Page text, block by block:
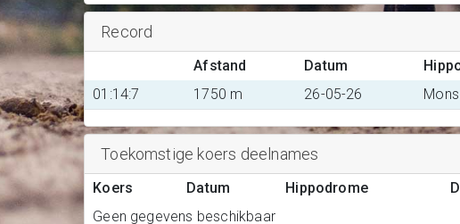
Record
Afstand Datum
01:14:7
1750 m 26-05-26 Mons
Toekomstige koers deelnames
Koers Datum Hippodrome
Geen gegevens beschikbaar